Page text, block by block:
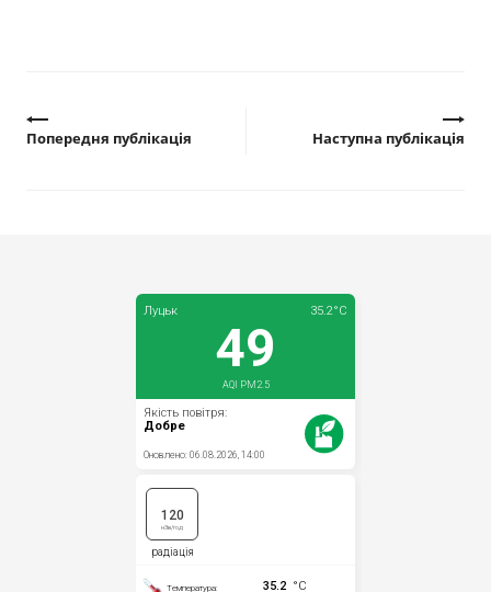
Попередня публікація Наступна публікація